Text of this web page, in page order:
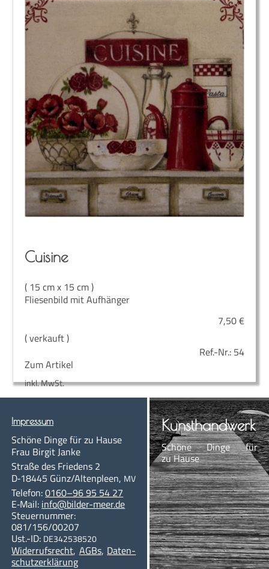
Cui­sine
( 15 cm x 15 cm )
Fliesenbild mit Aufhänger
7,50€
( verkauft )
Ref.-Nr.: 54
Zum Artikel
inkl. MwSt.
Impres­sum
Schö­ne Din­ge für zu Hause
Frau Bir­git Janke
Stra­ße des Frie­dens 2
D‑18445 Günz/Altenpleen, MV
Te­le­fon:0160–96 95 54 27
E‑Mail: info@bil­der-meer.de
Steu­er­num­mer:
081/156/00207
Ust.-ID: DE342538520
Wi­der­rufs­recht, AGBs, Da­ten­
schutzerklärung
Kunst­hand­werk
Schö­ne Din­ge für
zu Hause